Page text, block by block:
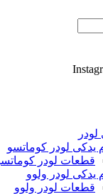
کوماتسو
کوماتسو
ولوو
ولوو